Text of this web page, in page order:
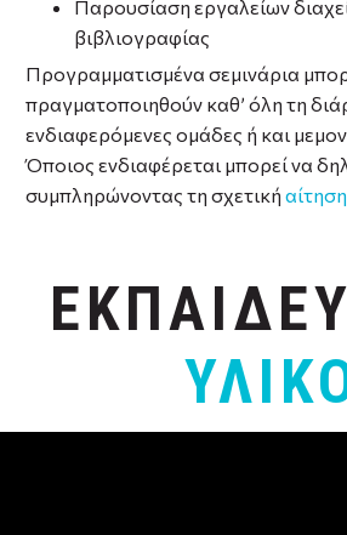
Παρουσίαση εργαλείων
βιβλιογραφίας
Προγραμματισμένα σεμινάρια
πραγματοποιηθούν καθ’ όλη τη
ενδιαφερόμενες ομάδες ή και
Όποιος ενδιαφέρεται μπορεί να
συμπληρώνοντας τη σχετική αίτηση